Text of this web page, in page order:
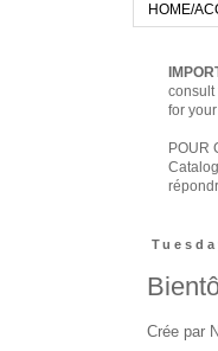
HOME/
consult
for
POUR
Crée par